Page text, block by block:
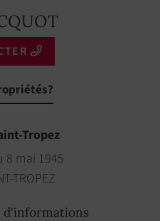
Tropez
8 mai 1945
TROPEZ
d'informations